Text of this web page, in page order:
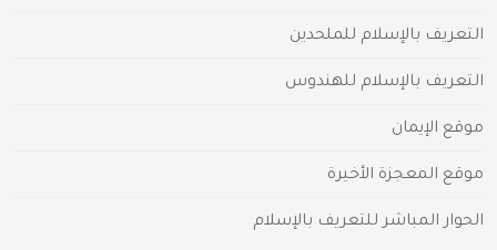
التعريف بالإسلام للملحدين
التعريف بالإسلام للهندوس
موقع الإيمان
موقع المعجزة الأخيرة
الحوار المباشر للتعريف بالإسلام